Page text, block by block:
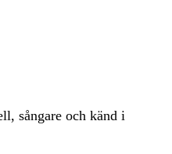
sångare och känd i